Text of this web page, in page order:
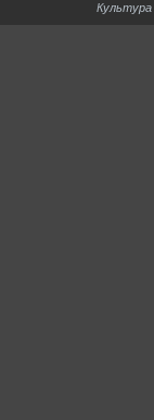
Культура